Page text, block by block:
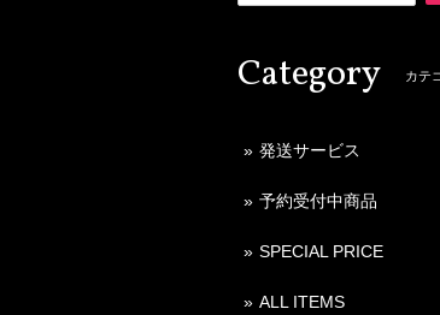
Category カテ
発送サービス
予約受付中商品
SPECIAL PRICE
ALL ITEMS